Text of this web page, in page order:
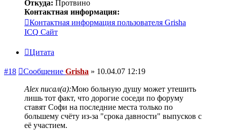
Откуда: Протвино
Контактная информация:
Контактная информация пользователя Grisha
ICQ Сайт
Цитата
#18 Сообщение Grisha » 10.04.07 12:19
Alex писал(а):Мою больную душу может утешить
лишь тот факт, что дорогие соседи по форуму
ставят Софи на последние места только по
большему счёту из-за "срока давности" выпусков с
её участием.